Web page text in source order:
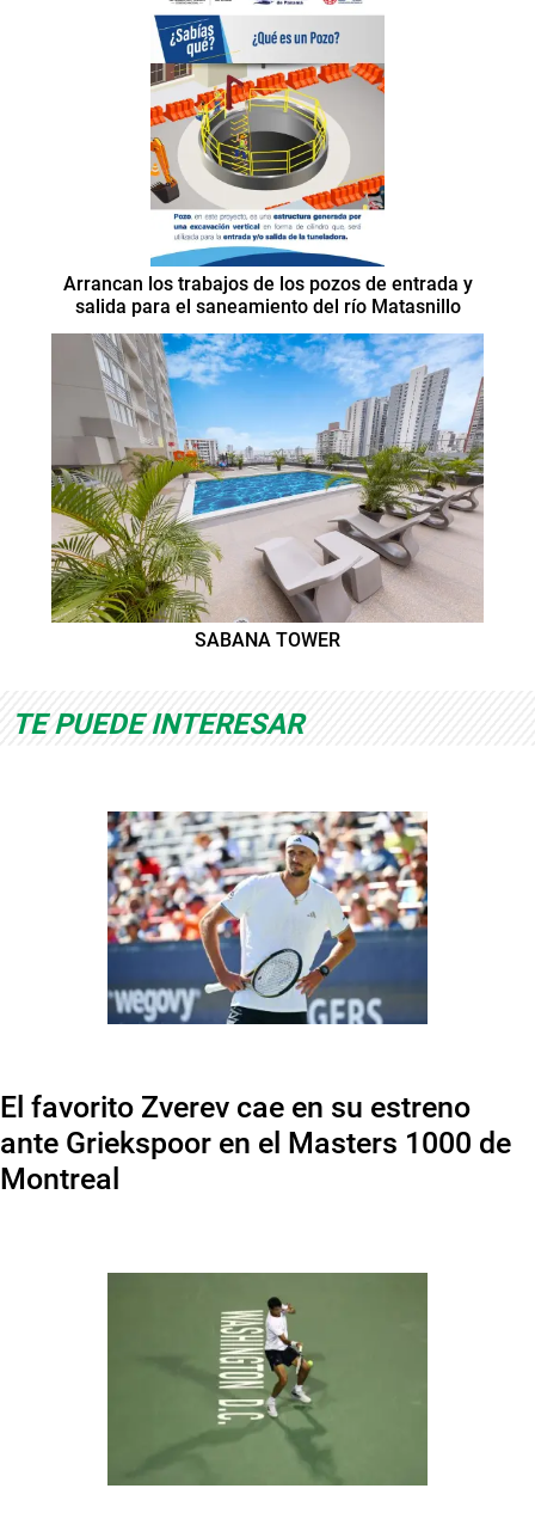
Arrancan los trabajos de los pozos de entrada y
salida para el saneamiento del río Matasnillo
SABANA TOWER
TE PUEDE INTERESAR
El favorito Zverev cae en su estreno
ante Griekspoor en el Masters 1000 de
Montreal